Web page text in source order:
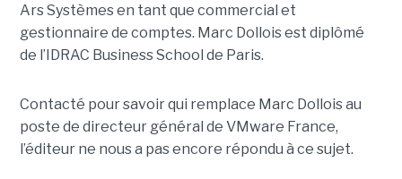
Ars Systèmes en tant que commercial et
gestionnaire de comptes. Marc Dollois est diplômé
de l’IDRAC Business School de Paris.
Contacté pour savoir qui remplace Marc Dollois au
poste de directeur général de VMware France,
l’éditeur ne nous a pas encore répondu à ce sujet.